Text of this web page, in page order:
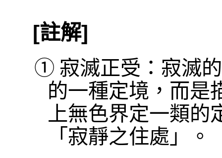
[註解]
① 寂滅正受：寂滅
的一種定境，而是
上無色界定一類的
「寂靜之住處」。